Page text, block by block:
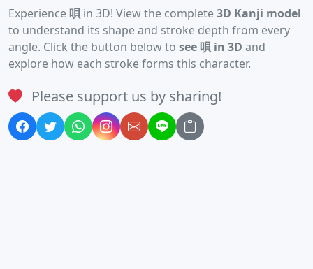
Experience唄 in 3D! View the complete3D Kanji model
to understand its shape and stroke depth from every
angle. Click the button below to see 唄 in 3D and
explore how each stroke forms this character.
Please support us by sharing!